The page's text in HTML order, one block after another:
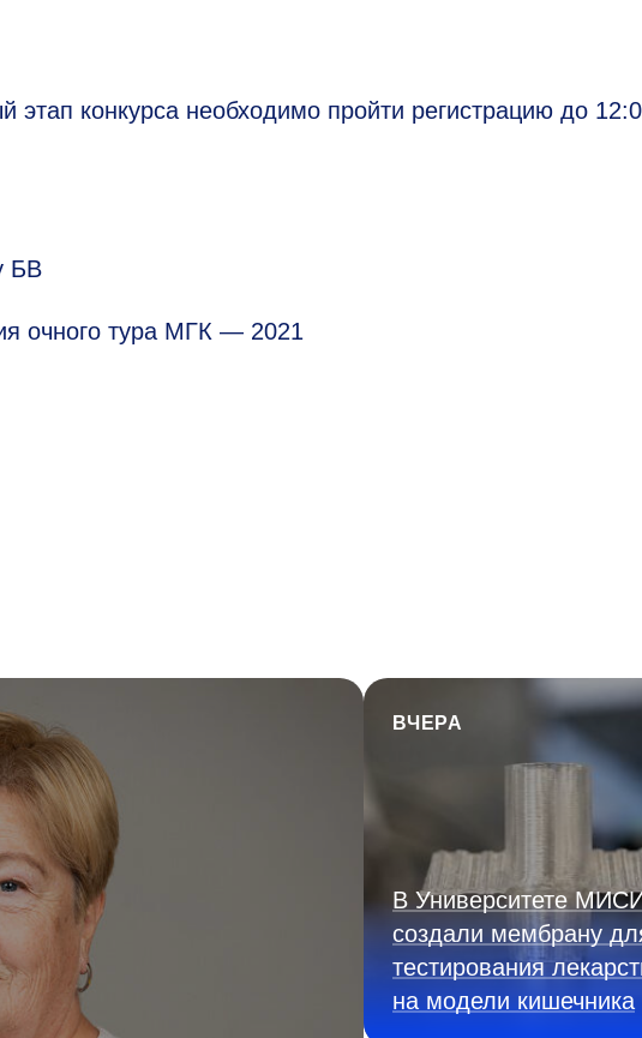
конкурса необходимо пройти регистрацию до
БВ
очного тура МГК — 2021
ВЧЕРА
В Университете
создали мембрану
тестирования
на модели кишечника